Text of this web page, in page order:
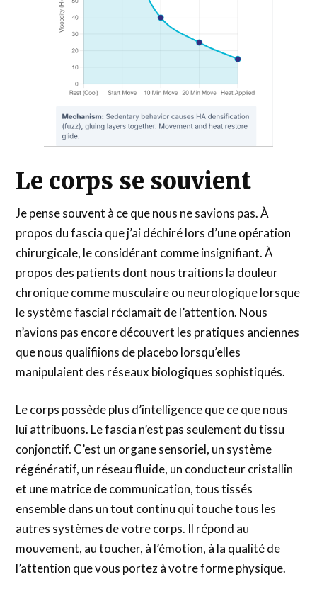
Le corps se souvient
Je pense souvent à ce que nous ne savions pas. À
propos du fascia que j’ai déchiré lors d’une opération
chirurgicale, le considérant comme insignifiant. À
propos des patients dont nous traitions la douleur
chronique comme musculaire ou neurologique lorsque
le système fascial réclamait de l’attention. Nous
n’avions pas encore découvert les pratiques anciennes
que nous qualifiions de placebo lorsqu’elles
manipulaient des réseaux biologiques sophistiqués.
Le corps possède plus d’intelligence que ce que nous
lui attribuons. Le fascia n’est pas seulement du tissu
conjonctif. C’est un organe sensoriel, un système
régénératif, un réseau fluide, un conducteur cristallin
et une matrice de communication, tous tissés
ensemble dans un tout continu qui touche tous les
autres systèmes de votre corps. Il répond au
mouvement, au toucher, à l’émotion, à la qualité de
l’attention que vous portez à votre forme physique.